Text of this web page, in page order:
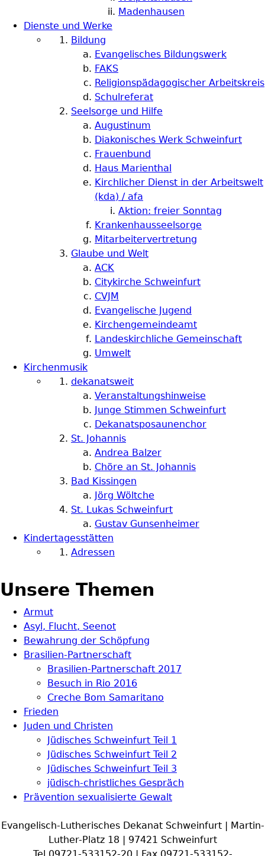
Madenhausen
Dienste und Werke
Bildung
Evangelisches Bildungswerk
FAKS
Religionspädagogischer Arbeitskreis
Schulreferat
Seelsorge und Hilfe
Augustinum
Diakonisches Werk Schweinfurt
Frauenbund
Haus Marienthal
Kirchlicher Dienst in der Arbeitswelt
(kda) / afa
Aktion: freier Sonntag
Krankenhausseelsorge
Mitarbeitervertretung
Glaube und Welt
ACK
Citykirche Schweinfurt
CVJM
Evangelische Jugend
Kirchengemeindeamt
Landeskirchliche Gemeinschaft
Umwelt
Kirchenmusik
dekanatsweit
Veranstaltungshinweise
Junge Stimmen Schweinfurt
Dekanatsposaunenchor
St. Johannis
Andrea Balzer
Chöre an St. Johannis
Bad Kissingen
Jörg Wöltche
St. Lukas Schweinfurt
Gustav Gunsenheimer
Kindertagesstätten
Adressen
Unsere Themen
Armut
Asyl, Flucht, Seenot
Bewahrung der Schöpfung
Brasilien-Partnerschaft
Brasilien-Partnerschaft 2017
Besuch in Rio 2016
Creche Bom Samaritano
Frieden
Juden und Christen
Jüdisches Schweinfurt Teil 1
Jüdisches Schweinfurt Teil 2
Jüdisches Schweinfurt Teil 3
jüdisch-christliches Gespräch
Prävention sexualisierte Gewalt
Evangelisch-Lutherisches Dekanat Schweinfurt | Martin-
Luther-Platz 18 | 97421 Schweinfurt